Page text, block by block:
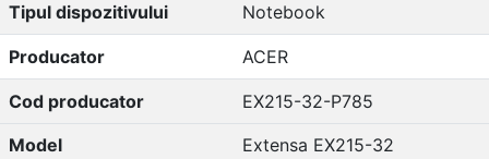
Tipul dispozitivului Notebook
Producator ACER
Cod producator
EX215-32-P785
Model
Extensa EX215-32